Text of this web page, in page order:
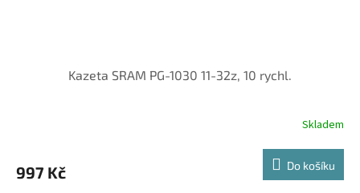
Kazeta SRAM PG-1030 11-32z, 10 rychl.
Skladem
997 Kč Do košíku